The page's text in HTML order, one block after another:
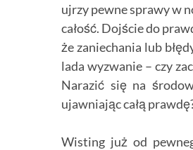
ujrzy pewne sprawy w
całość. Dojście do
że zaniechania lub
lada wyzwanie – czy
Narazić się na
ujawniając całą
Wisting już od